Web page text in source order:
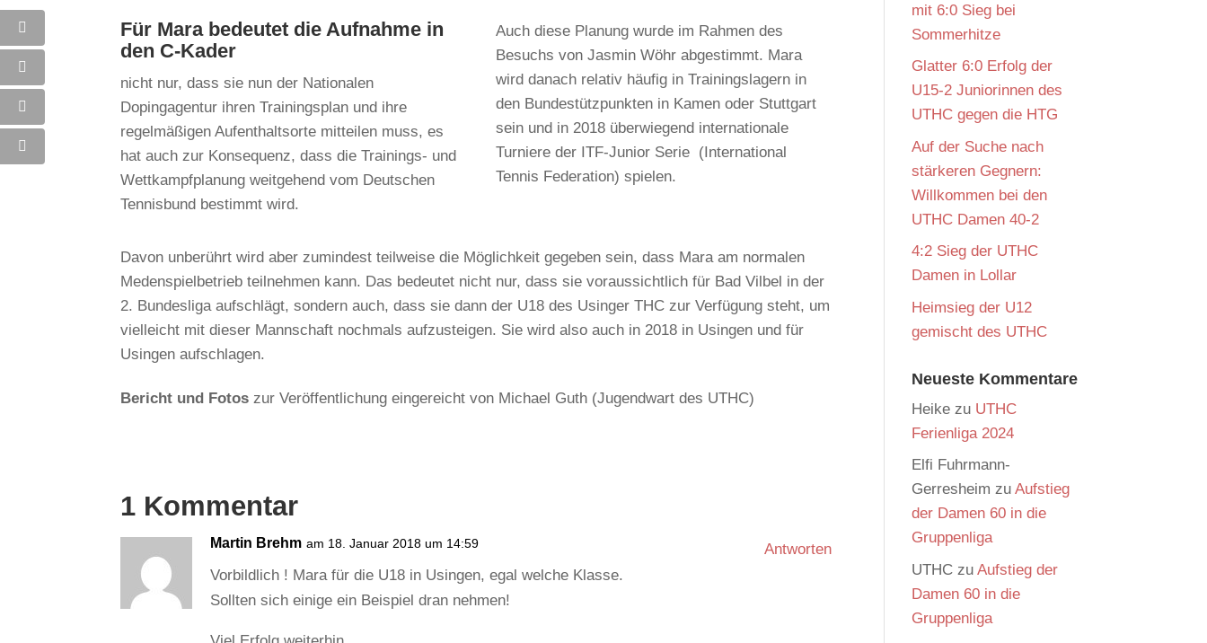
Für Mara bedeutet die Aufnahme in
den C-Kader
nicht nur, dass sie nun der Nationalen
Dopingagentur ihren Trainingsplan und ihre
regelmäßigen Aufenthaltsorte mitteilen muss, es
hat auch zur Konsequenz, dass die Trainings- und
Wettkampfplanung weitgehend vom Deutschen
Tennisbund bestimmt wird.
Auch diese Planung wurde im Rahmen des
Besuchs von Jasmin Wöhr abgestimmt. Mara
wird danach relativ häufig in Trainingslagern in
den Bundestützpunkten in Kamen oder Stuttgart
sein und in 2018 überwiegend internationale
Turniere der ITF-Junior Serie (International
Tennis Federation) spielen.
Davon unberührt wird aber zumindest teilweise die Möglichkeit gegeben sein, dass Mara am normalen
Medenspielbetrieb teilnehmen kann. Das bedeutet nicht nur, dass sie voraussichtlich für Bad Vilbel in der
2. Bundesliga aufschlägt, sondern auch, dass sie dann der U18 des Usinger THC zur Verfügung steht, um
vielleicht mit dieser Mannschaft nochmals aufzusteigen. Sie wird also auch in 2018 in Usingen und für
Usingen aufschlagen.
Bericht und Fotos zur Veröffentlichung eingereicht von Michael Guth (Jugendwart des UTHC)
1 Kommentar
Martin Brehm am 18. Januar 2018 um 14:59
Vorbildlich ! Mara für die U18 in Usingen, egal welche Klasse.
Sollten sich einige ein Beispiel dran nehmen!
Antworten
mit 6:0 Sieg bei
Sommerhitze
Glatter 6:0 Erfolg der
U15-2 Juniorinnen des
UTHC gegen die HTG
Auf der Suche nach
stärkeren Gegnern:
Willkommen bei den
UTHC Damen 40-2
4:2 Sieg der UTHC
Damen in Lollar
Heimsieg der U12
gemischt des UTHC
Neueste Kommentare
Heike zu UTHC
Ferienliga 2024
Elfi Fuhrmann-
Gerresheim zuAufstieg
der Damen 60 in die
Gruppenliga
UTHC zuAufstieg der
Damen 60 in die
Gruppenliga